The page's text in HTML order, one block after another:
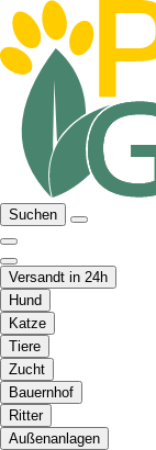
Suchen
Versandt in 24h
Hund
Katze
Tiere
Zucht
Bauernhof
Ritter
Außenanlagen